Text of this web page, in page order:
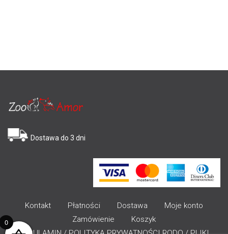
Dostawa do 3 dni
Kontakt Płatności Dostawa
Moje konto
Zamówienie
Koszyk
0